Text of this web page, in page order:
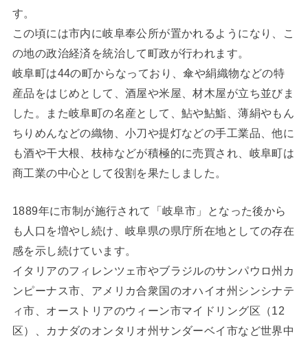
す。
この頃には市内に岐阜奉公所が置かれるようになり、こ
の地の政治経済を統治して町政が行われます。
岐阜町は44の町からなっており、傘や絹織物などの特
産品をはじめとして、酒屋や米屋、材木屋が立ち並びま
した。また岐阜町の名産として、鮎や鮎鮨、薄絹やもん
ちりめんなどの織物、小刀や提灯などの手工業品、他に
も酒や干大根、枝柿などが積極的に売買され、岐阜町は
商工業の中心として役割を果たしました。
1889年に市制が施行されて「岐阜市」となった後から
も人口を増やし続け、岐阜県の県庁所在地としての存在
感を示し続けています。
イタリアのフィレンツェ市やブラジルのサンパウロ州カ
ンピーナス市、アメリカ合衆国のオハイオ州シンシナテ
ィ市、オーストリアのウィーン市マイドリング区（12
区）、カナダのオンタリオ州サンダーベイ市など世界中